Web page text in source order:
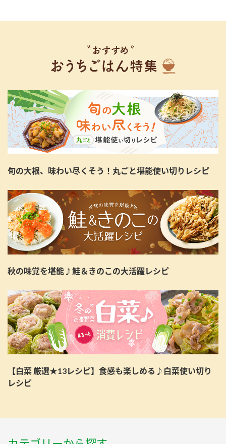
旬の大根、味わい尽くそう！丸ごと堪能使い切りレシピ
秋の味覚を堪能♪鮭＆きのこの大活躍レシピ
【白菜 厳選★13レシピ】食感も楽しめる♪白菜使い切り
レシピ